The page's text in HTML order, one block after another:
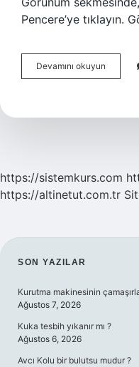
Pencere’ye tıklayın.
Devamını okuyun
Iki
Açılır
https://sistemkurs.com
https://altinetut.com.tr
SIDEBAR
SON YAZILAR
Kurutma makinesinin
Ağustos 7, 2026
Kuka tesbih yıkanır mı ?
Ağustos 6, 2026
Avcı Kolu bir bulutsu mudur ?